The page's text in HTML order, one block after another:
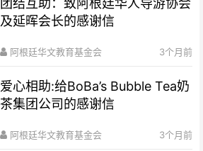
团结互助：致阿根廷华人导游协会
及延晖会长的感谢信
阿根廷华文教育基金会 3个月前
爱心相助:给BoBa’s Bubble Tea奶
茶集团公司的感谢信
阿根廷华文教育基金会 3个月前